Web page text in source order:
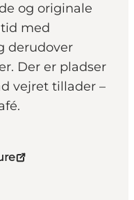
og originale
med
derudover
Der er pladser
vejret tillader –